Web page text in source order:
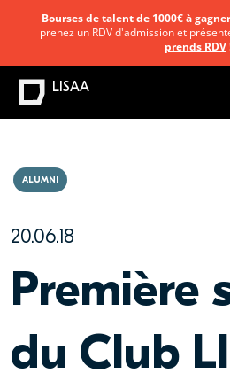
20.06.18
ALUMNI
Première
du Club
Bourses de talent de 1000€ à
prenez un RDV d'admission et
prends RDV
LISAA